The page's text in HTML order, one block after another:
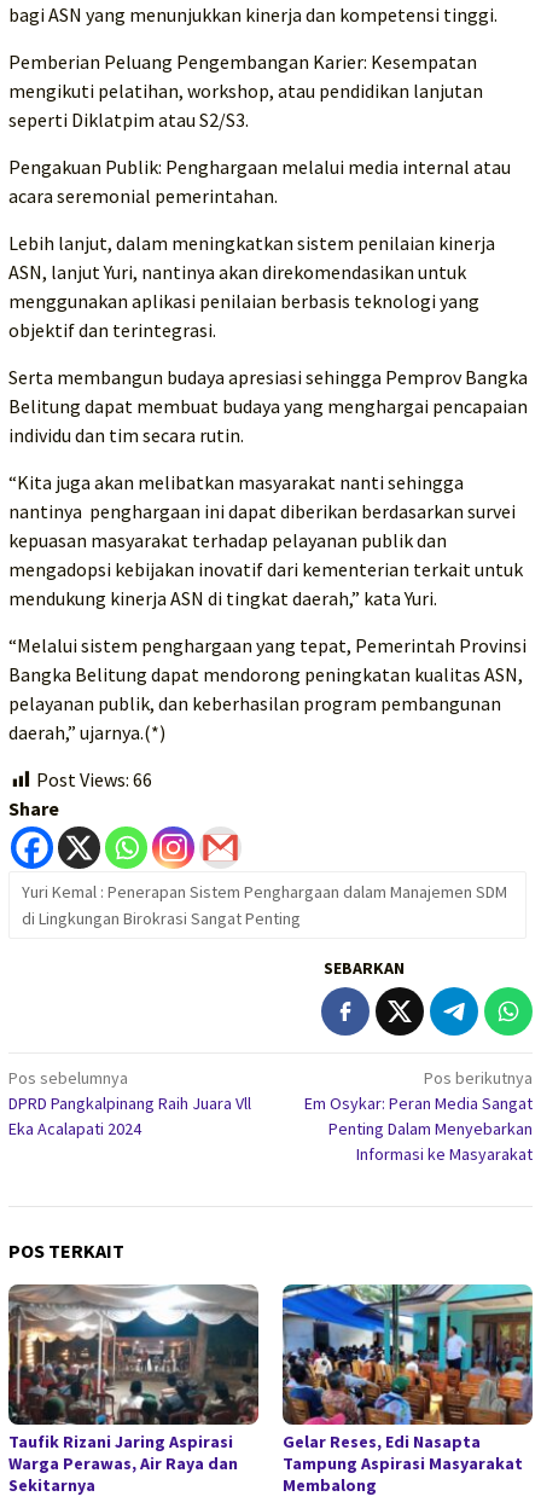
bagi ASN yang menunjukkan kinerja dan kompetensi tinggi.
Pemberian Peluang Pengembangan Karier: Kesempatan
mengikuti pelatihan, workshop, atau pendidikan lanjutan
seperti Diklatpim atau S2/S3.
Pengakuan Publik: Penghargaan melalui media internal atau
acara seremonial pemerintahan.
Lebih lanjut, dalam meningkatkan sistem penilaian kinerja
ASN, lanjut Yuri, nantinya akan direkomendasikan untuk
menggunakan aplikasi penilaian berbasis teknologi yang
objektif dan terintegrasi.
Serta membangun budaya apresiasi sehingga Pemprov Bangka
Belitung dapat membuat budaya yang menghargai pencapaian
individu dan tim secara rutin.
“Kita juga akan melibatkan masyarakat nanti sehingga
nantinya penghargaan ini dapat diberikan berdasarkan survei
kepuasan masyarakat terhadap pelayanan publik dan
mengadopsi kebijakan inovatif dari kementerian terkait untuk
mendukung kinerja ASN di tingkat daerah,” kata Yuri.
“Melalui sistem penghargaan yang tepat, Pemerintah Provinsi
Bangka Belitung dapat mendorong peningkatan kualitas ASN,
pelayanan publik, dan keberhasilan program pembangunan
daerah,” ujarnya.(*)
Post Views: 66
Share
Yuri Kemal : Penerapan Sistem Penghargaan dalam Manajemen SDM
di Lingkungan Birokrasi Sangat Penting
SEBARKAN
Navigasi
pos
Pos sebelumnya
DPRD Pangkalpinang Raih Juara Vll
Eka Acalapati 2024
Pos berikutnya
Em Osykar: Peran Media Sangat
Penting Dalam Menyebarkan
Informasi ke Masyarakat
POS TERKAIT
Taufik Rizani Jaring Aspirasi
Warga Perawas, Air Raya dan
Sekitarnya
Gelar Reses, Edi Nasapta
Tampung Aspirasi Masyarakat
Membalong